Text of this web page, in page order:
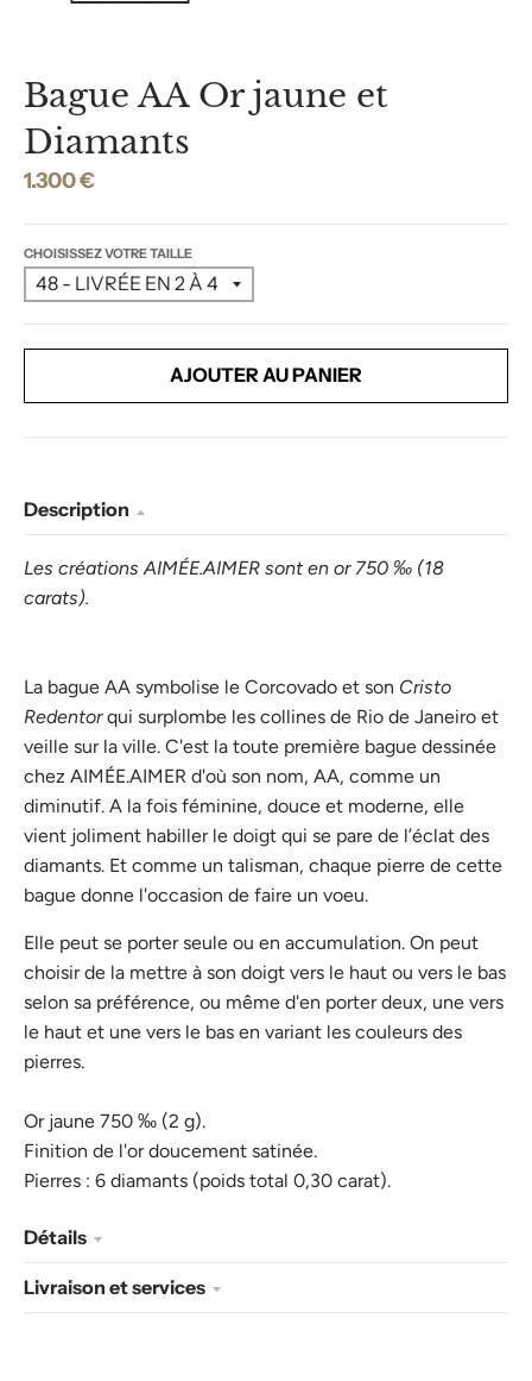
Bague AA Or jaune et
Diamants
1.300 €
CHOISISSEZ VOTRE TAILLE
AJOUTER AU PANIER
Description
Les créations AIMÉE.AIMER sont en or 750 ‰ (18
carats).
La bague AA symbolise le Corcovado et son Cristo
Redentorqui surplombe les collines de Rio de Janeiro et
veille sur la ville. C'est la toute première bague dessinée
chez AIMÉE.AIMER d'où son nom, AA, comme un
diminutif. A la fois féminine, douce et moderne, elle
vient joliment habiller le doigt qui se pare de l’éclat des
diamants. Et comme un talisman, chaque pierre de cette
bague donne l'occasion de faire un voeu.
Elle peut se porter seule ou en accumulation. On peut
choisir de la mettre à son doigt vers le haut ou vers le bas
selon sa préférence, ou même d'en porter deux, une vers
le haut et une vers le bas en variant les couleurs des
pierres.
Or jaune 750 ‰ (2 g).
Finition de l'or doucement satinée.
Pierres : 6 diamants (poids total 0,30 carat).
Détails
Livraison et services